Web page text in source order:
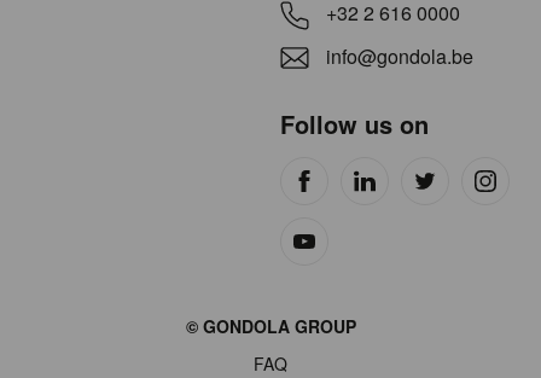
+32 2 616 0000
info@gondola.be
Follow us on
© GONDOLA GROUP
FAQ